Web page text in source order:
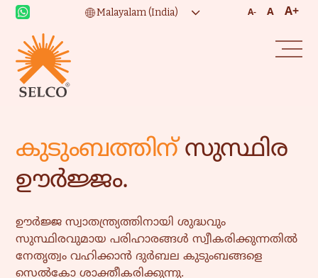
A- A A+
കുടുംബത്തിന്സുസ്ഥിര
ഊർജ്ജം.
ഊർജ്ജ സ്വാതന്ത്ര്യത്തിനായി ശുദ്ധവും
സുസ്ഥിരവുമായ പരിഹാരങ്ങൾ സ്വീകരിക്കുന്നതിൽ
നേതൃത്വം വഹിക്കാൻ ദുർബല കുടുംബങ്ങളെ
സെൽകോ ശാക്തീകരിക്കുന്നു.